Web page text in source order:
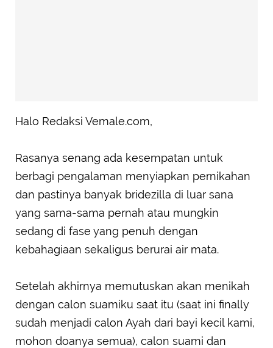
Halo Redaksi Vemale.com,
Rasanya senang ada kesempatan untuk
berbagi pengalaman menyiapkan pernikahan
dan pastinya banyak bridezilla di luar sana
yang sama-sama pernah atau mungkin
sedang di fase yang penuh dengan
kebahagiaan sekaligus berurai air mata.
Setelah akhirnya memutuskan akan menikah
dengan calon suamiku saat itu (saat ini finally
sudah menjadi calon Ayah dari bayi kecil kami,
mohon doanya semua), calon suami dan